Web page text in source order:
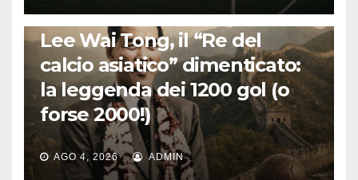
LA STORIA DEL CALCIO
Lee Wai Tong, il “Re del
calcio asiatico” dimenticato:
la leggenda dei 1200 gol (o
forse 2000!)
AGO 4, 2026 ADMIN